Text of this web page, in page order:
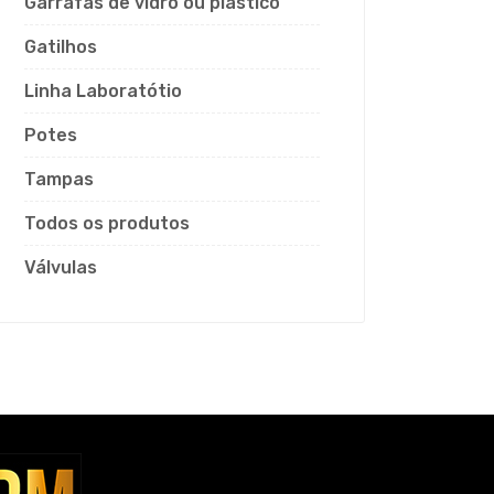
Gatilhos
Linha Laboratótio
Potes
Tampas
Todos os produtos
Válvulas